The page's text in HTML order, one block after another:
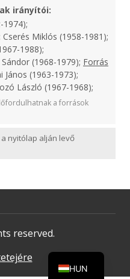
irányítói:
1974);
Cserés Miklós (1958-1981);
1988);
(1968-1979); Forrás
János (1963-1973);
László (1967-1968);
a források
a nyitólap alján levő
reserved.
HUN